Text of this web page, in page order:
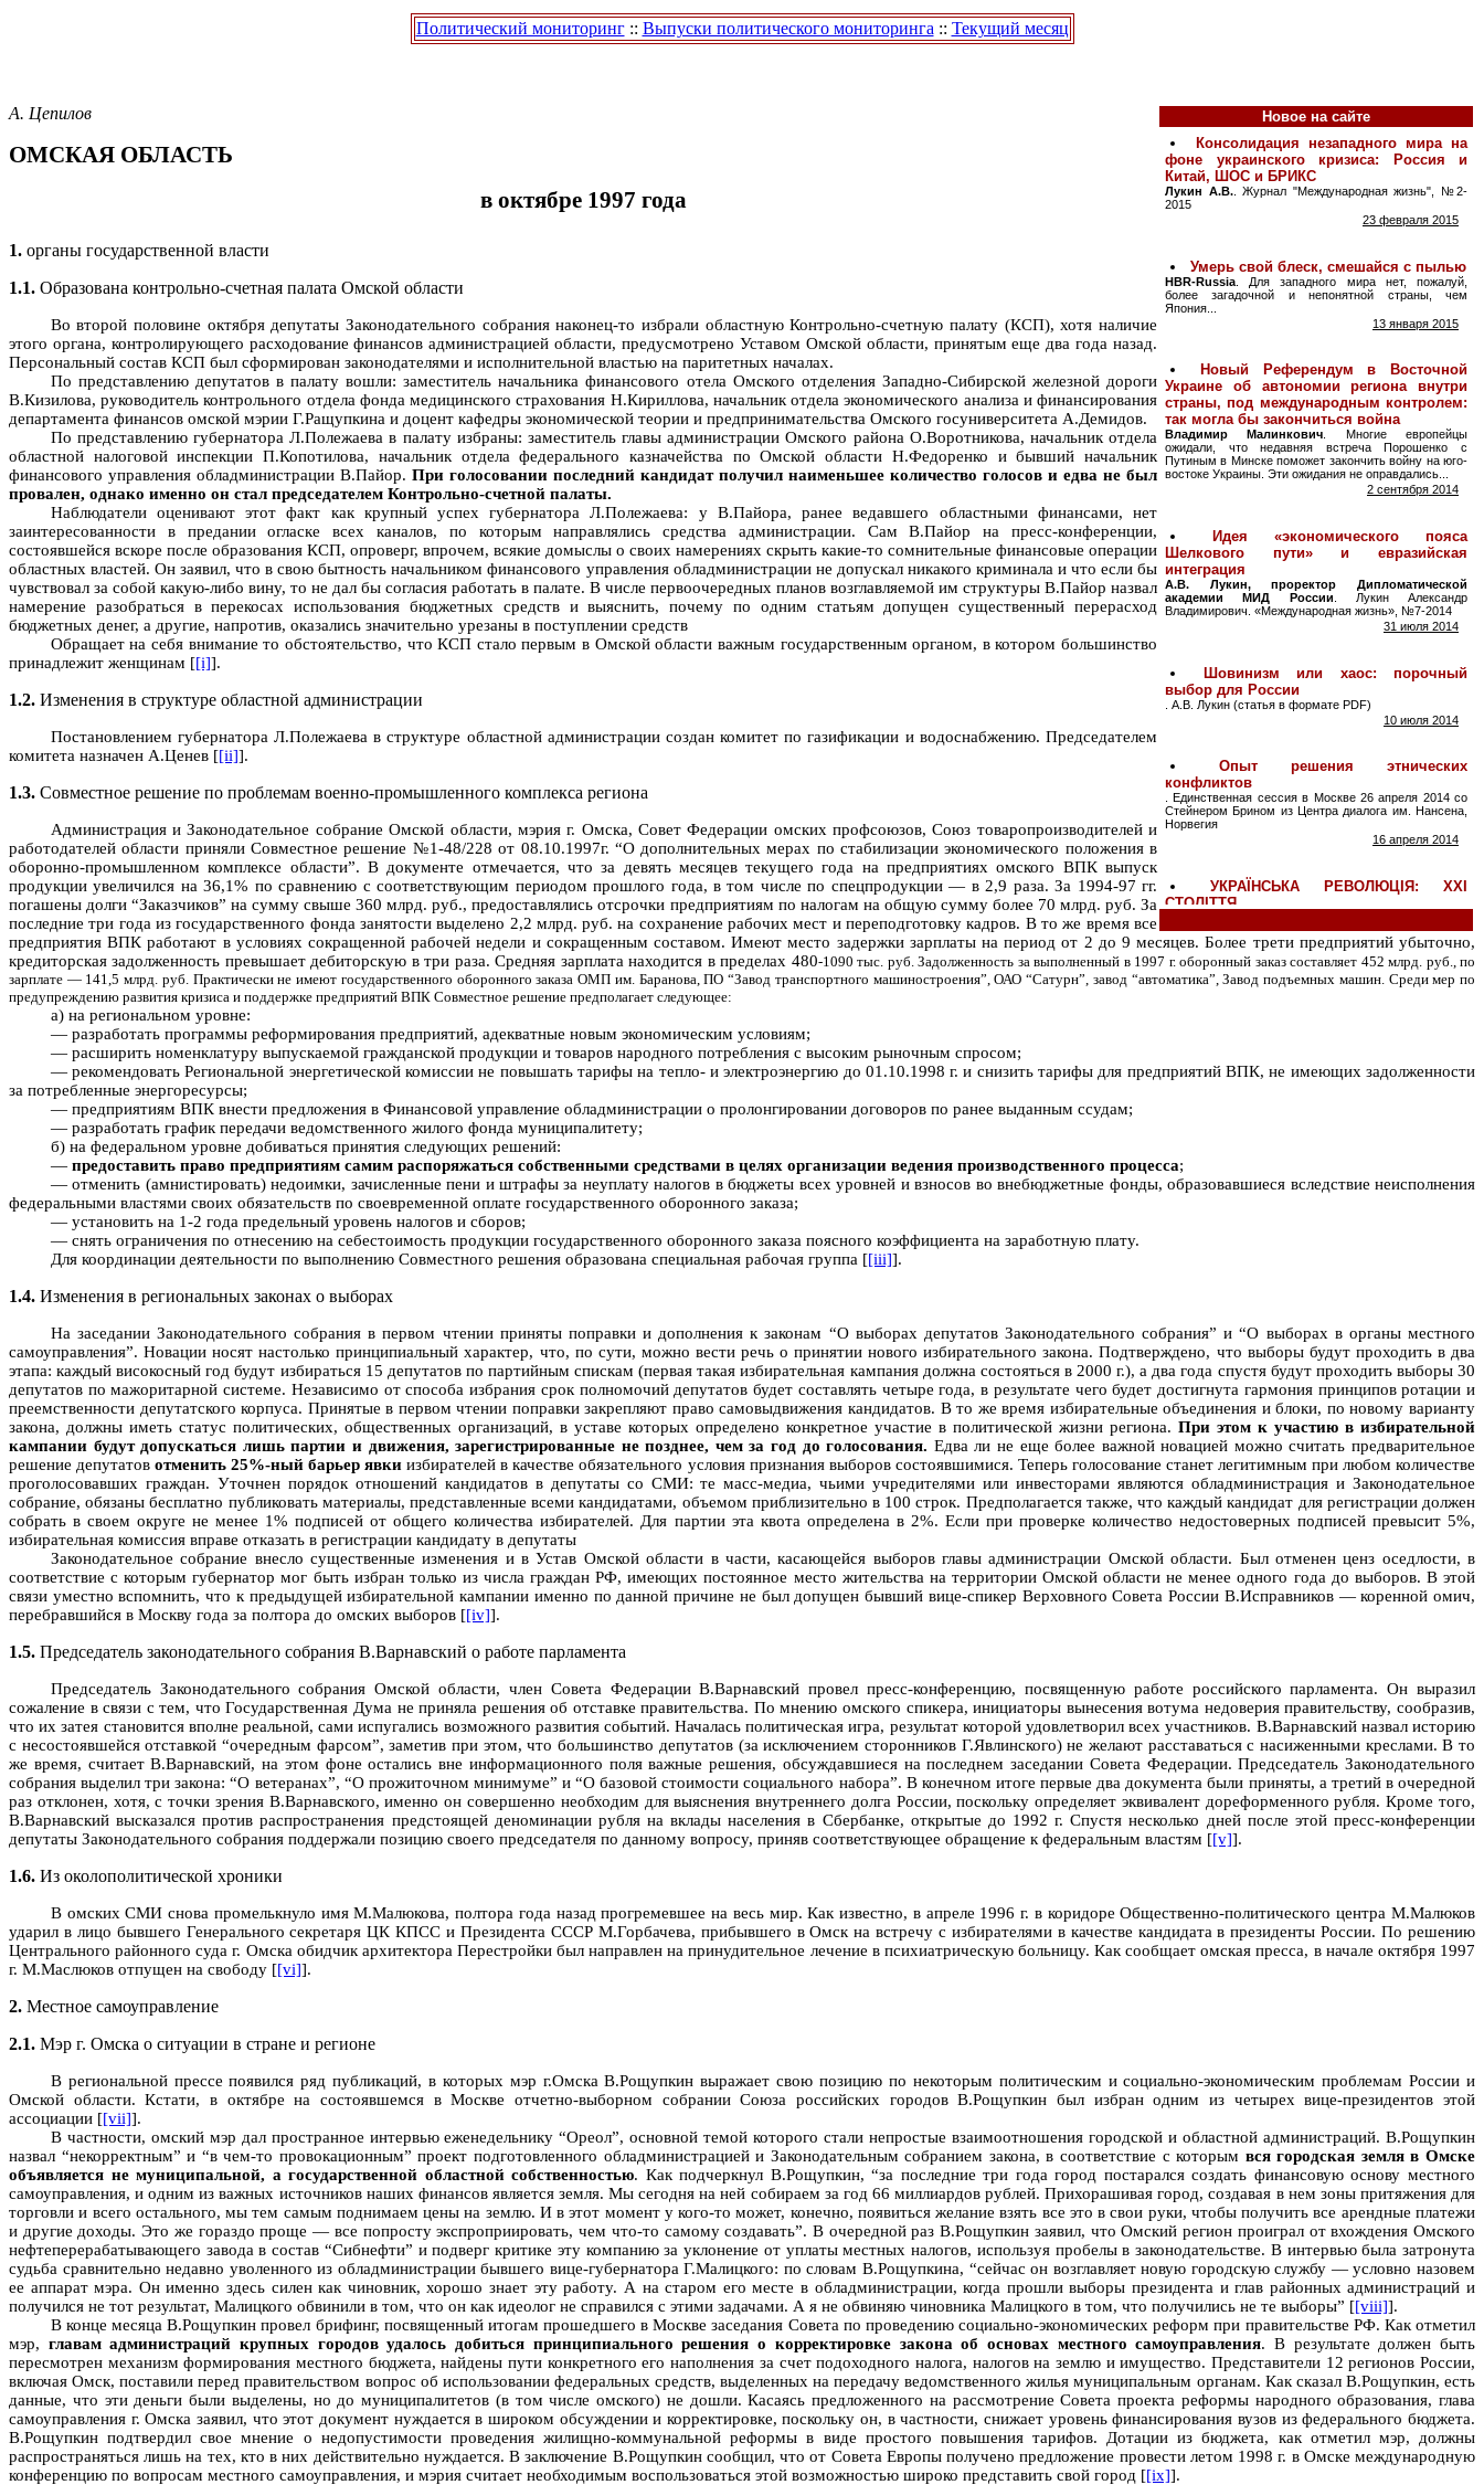
Политический мониторинг:: Выпуски политического мониторинга :: Текущий месяц
Новое на сайте
А. Цепилов
ОМСКАЯ ОБЛАСТЬ
в октябре 1997 года
1. органы государственной власти
1.1. Образована контрольно-счетная палата Омской области
Во второй половине октября депутаты Законодательного собрания наконец-то избрали областную Контрольно-счетную палату (КСП), хотя наличие
этого органа, контролирующего расходование финансов администрацией области, предусмотрено Уставом Омской области, принятым еще два года назад.
Персональный состав КСП был сформирован законодателями и исполнительной властью на паритетных началах.
По представлению депутатов в палату вошли: заместитель начальника финансового отела Омского отделения Западно-Сибирской железной дороги
В.Кизилова, руководитель контрольного отдела фонда медицинского страхования Н.Кириллова, начальник отдела экономического анализа и финансирования
департамента финансов омской мэрии Г.Ращупкина и доцент кафедры экономической теории и предпринимательства Омского госуниверситета А.Демидов.
По представлению губернатора Л.Полежаева в палату избраны: заместитель главы администрации Омского района О.Воротникова, начальник отдела
областной налоговой инспекции П.Копотилова, начальник отдела федерального казначейства по Омской области Н.Федоренко и бывший начальник
финансового управления обладминистрации В.Пайор. При голосовании последний кандидат получил наименьшее количество голосов и едва не был
провален, однако именно он стал председателем Контрольно-счетной палаты.
Наблюдатели оценивают этот факт как крупный успех губернатора Л.Полежаева: у В.Пайора, ранее ведавшего областными финансами, нет
заинтересованности в предании огласке всех каналов, по которым направлялись средства администрации. Сам В.Пайор на пресс-конференции,
состоявшейся вскоре после образования КСП, опроверг, впрочем, всякие домыслы о своих намерениях скрыть какие-то сомнительные финансовые операции
областных властей. Он заявил, что в свою бытность начальником финансового управления обладминистрации не допускал никакого криминала и что если бы
чувствовал за собой какую-либо вину, то не дал бы согласия работать в палате. В числе первоочередных планов возглавляемой им структуры В.Пайор назвал
намерение разобраться в перекосах использования бюджетных средств и выяснить, почему по одним статьям допущен существенный перерасход
бюджетных денег, а другие, напротив, оказались значительно урезаны в поступлении средств
Обращает на себя внимание то обстоятельство, что КСП стало первым в Омской области важным государственным органом, в котором большинство
принадлежит женщинам [[i]].
1.2. Изменения в структуре областной администрации
Постановлением губернатора Л.Полежаева в структуре областной администрации создан комитет по газификации и водоснабжению. Председателем
комитета назначен А.Ценев [[ii]].
1.3. Совместное решение по проблемам военно-промышленного комплекса региона
Администрация и Законодательное собрание Омской области, мэрия г. Омска, Совет Федерации омских профсоюзов, Союз товаропроизводителей и
работодателей области приняли Совместное решение №1-48/228 от 08.10.1997г. “О дополнительных мерах по стабилизации экономического положения в
оборонно-промышленном комплексе области”. В документе отмечается, что за девять месяцев текущего года на предприятиях омского ВПК выпуск
продукции увеличился на 36,1% по сравнению с соответствующим периодом прошлого года, в том числе по спецпродукции — в 2,9 раза. За 1994-97 гг.
погашены долги “Заказчиков” на сумму свыше 360 млрд. руб., предоставлялись отсрочки предприятиям по налогам на общую сумму более 70 млрд. руб. За
последние три года из государственного фонда занятости выделено 2,2 млрд. руб. на сохранение рабочих мест и переподготовку кадров. В то же время все
предприятия ВПК работают в условиях сокращенной рабочей недели и сокращенным составом. Имеют место задержки зарплаты на период от 2 до 9 месяцев. Более трети предприятий убыточно,
кредиторская задолженность превышает дебиторскую в три раза. Средняя зарплата находится в пределах 480‑1090 тыс. руб. Задолженность за выполненный в 1997 г. оборонный заказ составляет 452 млрд. руб., по
зарплате — 141,5 млрд. руб. Практически не имеют государственного оборонного заказа ОМП им. Баранова, ПО “Завод транспортного машиностроения”, ОАО “Сатурн”, завод “автоматика”, Завод подъемных машин. Среди мер по
предупреждению развития кризиса и поддержке предприятий ВПК Совместное решение предполагает следующее:
а) на региональном уровне:
— разработать программы реформирования предприятий, адекватные новым экономическим условиям;
— расширить номенклатуру выпускаемой гражданской продукции и товаров народного потребления с высоким рыночным спросом;
— рекомендовать Региональной энергетической комиссии не повышать тарифы на тепло- и электроэнергию до 01.10.1998 г. и снизить тарифы для предприятий ВПК, не имеющих задолженности
за потребленные энергоресурсы;
— предприятиям ВПК внести предложения в Финансовой управление обладминистрации о пролонгировании договоров по ранее выданным ссудам;
— разработать график передачи ведомственного жилого фонда муниципалитету;
б) на федеральном уровне добиваться принятия следующих решений:
— предоставить право предприятиям самим распоряжаться собственными средствами в целях организации ведения производственного процесса;
— отменить (амнистировать) недоимки, зачисленные пени и штрафы за неуплату налогов в бюджеты всех уровней и взносов во внебюджетные фонды, образовавшиеся вследствие неисполнения
федеральными властями своих обязательств по своевременной оплате государственного оборонного заказа;
— установить на 1-2 года предельный уровень налогов и сборов;
— снять ограничения по отнесению на себестоимость продукции государственного оборонного заказа поясного коэффициента на заработную плату.
Для координации деятельности по выполнению Совместного решения образована специальная рабочая группа [[iii]].
1.4. Изменения в региональных законах о выборах
На заседании Законодательного собрания в первом чтении приняты поправки и дополнения к законам “О выборах депутатов Законодательного собрания” и “О выборах в органы местного
самоуправления”. Новации носят настолько принципиальный характер, что, по сути, можно вести речь о принятии нового избирательного закона. Подтверждено, что выборы будут проходить в два
этапа: каждый високосный год будут избираться 15 депутатов по партийным спискам (первая такая избирательная кампания должна состояться в 2000 г.), а два года спустя будут проходить выборы 30
депутатов по мажоритарной системе. Независимо от способа избрания срок полномочий депутатов будет составлять четыре года, в результате чего будет достигнута гармония принципов ротации и
преемственности депутатского корпуса. Принятые в первом чтении поправки закрепляют право самовыдвижения кандидатов. В то же время избирательные объединения и блоки, по новому варианту
закона, должны иметь статус политических, общественных организаций, в уставе которых определено конкретное участие в политической жизни региона. При этом к участию в избирательной
кампании будут допускаться лишь партии и движения, зарегистрированные не позднее, чем за год до голосования. Едва ли не еще более важной новацией можно считать предварительное
решение депутатовотменить 25%‑ный барьер явки избирателей в качестве обязательного условия признания выборов состоявшимися. Теперь голосование станет легитимным при любом количестве
проголосовавших граждан. Уточнен порядок отношений кандидатов в депутаты со СМИ: те масс-медиа, чьими учредителями или инвесторами являются обладминистрация и Законодательное
собрание, обязаны бесплатно публиковать материалы, представленные всеми кандидатами, объемом приблизительно в 100 строк. Предполагается также, что каждый кандидат для регистрации должен
собрать в своем округе не менее 1% подписей от общего количества избирателей. Для партии эта квота определена в 2%. Если при проверке количество недостоверных подписей превысит 5%,
избирательная комиссия вправе отказать в регистрации кандидату в депутаты
Законодательное собрание внесло существенные изменения и в Устав Омской области в части, касающейся выборов главы администрации Омской области. Был отменен ценз оседлости, в
соответствие с которым губернатор мог быть избран только из числа граждан РФ, имеющих постоянное место жительства на территории Омской области не менее одного года до выборов. В этой
связи уместно вспомнить, что к предыдущей избирательной кампании именно по данной причине не был допущен бывший вице-спикер Верховного Совета России В.Исправников — коренной омич,
перебравшийся в Москву года за полтора до омских выборов [[iv]].
1.5. Председатель законодательного собрания В.Варнавский о работе парламента
Председатель Законодательного собрания Омской области, член Совета Федерации В.Варнавский провел пресс-конференцию, посвященную работе российского парламента. Он выразил
сожаление в связи с тем, что Государственная Дума не приняла решения об отставке правительства. По мнению омского спикера, инициаторы вынесения вотума недоверия правительству, сообразив,
что их затея становится вполне реальной, сами испугались возможного развития событий. Началась политическая игра, результат которой удовлетворил всех участников. В.Варнавский назвал историю
с несостоявшейся отставкой “очередным фарсом”, заметив при этом, что большинство депутатов (за исключением сторонников Г.Явлинского) не желают расставаться с насиженными креслами. В то
же время, считает В.Варнавский, на этом фоне остались вне информационного поля важные решения, обсуждавшиеся на последнем заседании Совета Федерации. Председатель Законодательного
собрания выделил три закона: “О ветеранах”, “О прожиточном минимуме” и “О базовой стоимости социального набора”. В конечном итоге первые два документа были приняты, а третий в очередной
раз отклонен, хотя, с точки зрения В.Варнавского, именно он совершенно необходим для выяснения внутреннего долга России, поскольку определяет эквивалент дореформенного рубля. Кроме того,
В.Варнавский высказался против распространения предстоящей деноминации рубля на вклады населения в Сбербанке, открытые до 1992 г. Спустя несколько дней после этой пресс-конференции
депутаты Законодательного собрания поддержали позицию своего председателя по данному вопросу, приняв соответствующее обращение к федеральным властям [[v]].
1.6. Из околополитической хроники
В омских СМИ снова промелькнуло имя М.Малюкова, полтора года назад прогремевшее на весь мир. Как известно, в апреле 1996 г. в коридоре Общественно-политического центра М.Малюков
ударил в лицо бывшего Генерального секретаря ЦК КПСС и Президента СССР М.Горбачева, прибывшего в Омск на встречу с избирателями в качестве кандидата в президенты России. По решению
Центрального районного суда г. Омска обидчик архитектора Перестройки был направлен на принудительное лечение в психиатрическую больницу. Как сообщает омская пресса, в начале октября 1997
г. М.Маслюков отпущен на свободу [[vi]].
2. Местное самоуправление
2.1. Мэр г. Омска о ситуации в стране и регионе
В региональной прессе появился ряд публикаций, в которых мэр г.Омска В.Рощупкин выражает свою позицию по некоторым политическим и социально-экономическим проблемам России и
Омской области. Кстати, в октябре на состоявшемся в Москве отчетно-выборном собрании Союза российских городов В.Рощупкин был избран одним из четырех вице-президентов этой
ассоциации [[vii]].
В частности, омский мэр дал пространное интервью еженедельнику “Ореол”, основной темой которого стали непростые взаимоотношения городской и областной администраций. В.Рощупкин
назвал “некорректным” и “в чем-то провокационным” проект подготовленного обладминистрацией и Законодательным собранием закона, в соответствие с которым вся городская земля в Омске
объявляется не муниципальной, а государственной областной собственностью. Как подчеркнул В.Рощупкин, “за последние три года город постарался создать финансовую основу местного
самоуправления, и одним из важных источников наших финансов является земля. Мы сегодня на ней собираем за год 66 миллиардов рублей. Прихорашивая город, создавая в нем зоны притяжения для
торговли и всего остального, мы тем самым поднимаем цены на землю. И в этот момент у кого-то может, конечно, появиться желание взять все это в свои руки, чтобы получить все арендные платежи
и другие доходы. Это же гораздо проще — все попросту экспроприировать, чем что-то самому создавать”. В очередной раз В.Рощупкин заявил, что Омский регион проиграл от вхождения Омского
нефтеперерабатывающего завода в состав “Сибнефти” и подверг критике эту компанию за уклонение от уплаты местных налогов, используя пробелы в законодательстве. В интервью была затронута
судьба сравнительно недавно уволенного из обладминистрации бывшего вице-губернатора Г.Малицкого: по словам В.Рощупкина, “сейчас он возглавляет новую городскую службу — условно назовем
ее аппарат мэра. Он именно здесь силен как чиновник, хорошо знает эту работу. А на старом его месте в обладминистрации, когда прошли выборы президента и глав районных администраций и
получился не тот результат, Малицкого обвинили в том, что он как идеолог не справился с этими задачами. А я не обвиняю чиновника Малицкого в том, что получились не те выборы” [[viii]].
В конце месяца В.Рощупкин провел брифинг, посвященный итогам прошедшего в Москве заседания Совета по проведению социально-экономических реформ при правительстве РФ. Как отметил
мэр, главам администраций крупных городов удалось добиться принципиального решения о корректировке закона об основах местного самоуправления. В результате должен быть
пересмотрен механизм формирования местного бюджета, найдены пути конкретного его наполнения за счет подоходного налога, налогов на землю и имущество. Представители 12 регионов России,
включая Омск, поставили перед правительством вопрос об использовании федеральных средств, выделенных на передачу ведомственного жилья муниципальным органам. Как сказал В.Рощупкин, есть
данные, что эти деньги были выделены, но до муниципалитетов (в том числе омского) не дошли. Касаясь предложенного на рассмотрение Совета проекта реформы народного образования, глава
самоуправления г. Омска заявил, что этот документ нуждается в широком обсуждении и корректировке, поскольку он, в частности, снижает уровень финансирования вузов из федерального бюджета.
В.Рощупкин подтвердил свое мнение о недопустимости проведения жилищно-коммунальной реформы в виде простого повышения тарифов. Дотации из бюджета, как отметил мэр, должны
распространяться лишь на тех, кто в них действительно нуждается. В заключение В.Рощупкин сообщил, что от Совета Европы получено предложение провести летом 1998 г. в Омске международную
конференцию по вопросам местного самоуправления, и мэрия считает необходимым воспользоваться этой возможностью широко представить свой город [[ix]].